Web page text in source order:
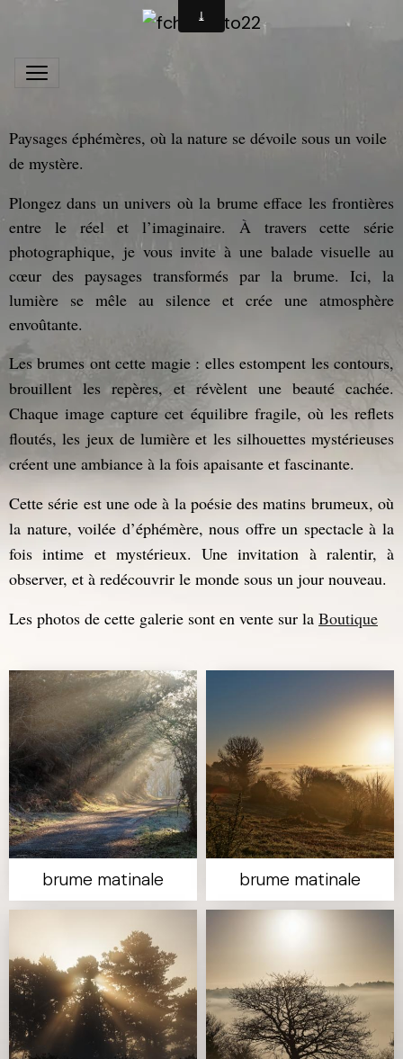
Paysages éphémères, où la nature se dévoile sous un voile
de mystère.
Plongez dans un univers où la brume efface les frontières
entre le réel et l’imaginaire. À travers cette série
photographique, je vous invite à une balade visuelle au
cœur des paysages transformés par la brume. Ici, la
lumière se mêle au silence et crée une atmosphère
envoûtante.
Les brumes ont cette magie : elles estompent les contours,
brouillent les repères, et révèlent une beauté cachée.
Chaque image capture cet équilibre fragile, où les reflets
floutés, les jeux de lumière et les silhouettes mystérieuses
créent une ambiance à la fois apaisante et fascinante.
Cette série est une ode à la poésie des matins brumeux, où
la nature, voilée d’éphémère, nous offre un spectacle à la
fois intime et mystérieux. Une invitation à ralentir, à
observer, et à redécouvrir le monde sous un jour nouveau.
Les photos de cette galerie sont en vente sur la Boutique
brume matinale brume matinale